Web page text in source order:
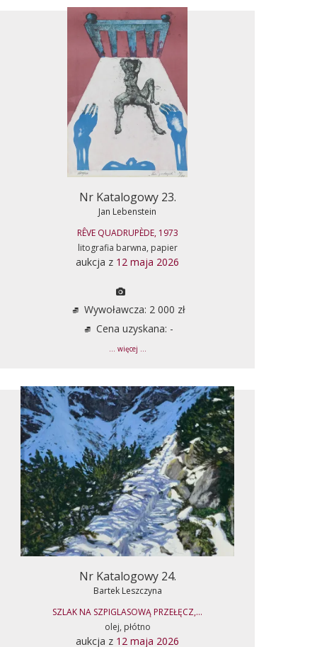
Nr Katalogowy 23.
Jan Lebenstein
RÊVE QUADRUPÈDE, 1973
litografia barwna, papier
aukcja z 12 maja 2026
Wywoławcza: 2 000 zł
Cena uzyskana: -
... więcej ...
Nr Katalogowy 24.
Bartek Leszczyna
SZLAK NA SZPIGLASOWĄ PRZEŁĘCZ,...
olej, płótno
aukcja z 12 maja 2026